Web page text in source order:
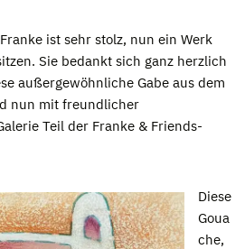
ist sehr stolz, nun ein Werk
Sie bedankt sich ganz herzlich
außergewöhnliche Gabe aus dem
nun mit freundlicher
Teil der Franke & Friends-
Diese
Goua
che,